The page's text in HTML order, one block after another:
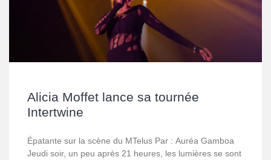
Alicia Moffet lance sa tournée
Intertwine
Épatante sur la scène du MTelus Par : Auréa Gamboa
Jeudi soir, un peu après 21 heures, les lumières se sont